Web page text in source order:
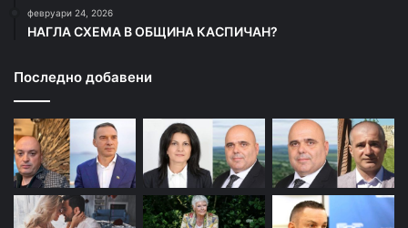
февруари 24, 2026
НАГЛА СХЕМА В ОБЩИНА КАСПИЧАН?
Последно добавени